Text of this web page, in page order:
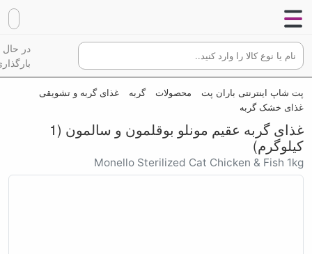
در حال
پت شاپ اینترنتی باران پت محصولات گربه
غذای گربه و تشویقی
غذای خشک گربه
غذای گربه عقیم مونلو بوقلمون و سالمون (1
کیلوگرم)
Monello Sterilized Cat Chicken & Fish 1kg